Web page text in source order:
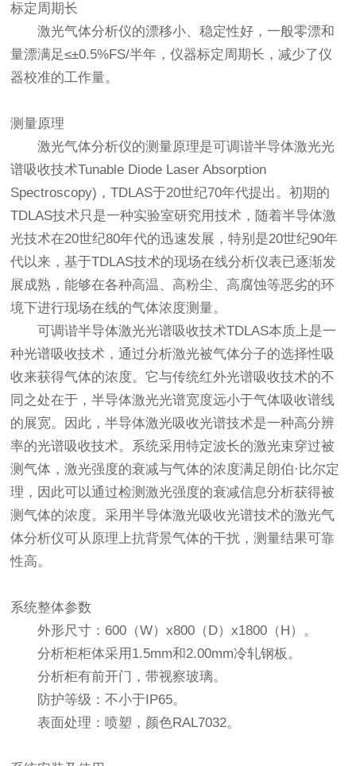
标定周期长
激光气体分析仪的漂移小、稳定性好，一般零漂和
量漂满足≤±0.5%FS/半年，仪器标定周期长，减少了仪
器校准的工作量。
测量原理
激光气体分析仪的测量原理是可调谐半导体激光光
谱吸收技术Tunable Diode Laser Absorption
Spectroscopy)，TDLAS于20世纪70年代提出。初期的
TDLAS技术只是一种实验室研究用技术，随着半导体激
光技术在20世纪80年代的迅速发展，特别是20世纪90年
代以来，基于TDLAS技术的现场在线分析仪表已逐渐发
展成熟，能够在各种高温、高粉尘、高腐蚀等恶劣的环
境下进行现场在线的气体浓度测量。
可调谐半导体激光光谱吸收技术TDLAS本质上是一
种光谱吸收技术，通过分析激光被气体分子的选择性吸
收来获得气体的浓度。它与传统红外光谱吸收技术的不
同之处在于，半导体激光光谱宽度远小于气体吸收谱线
的展宽。因此，半导体激光吸收光谱技术是一种高分辨
率的光谱吸收技术。系统采用特定波长的激光束穿过被
测气体，激光强度的衰减与气体的浓度满足朗伯·比尔定
理，因此可以通过检测激光强度的衰减信息分析获得被
测气体的浓度。采用半导体激光吸收光谱技术的激光气
体分析仪可从原理上抗背景气体的干扰，测量结果可靠
性高。
系统整体参数
外形尺寸：600（W）x800（D）x1800（H）。
分析柜柜体采用1.5mm和2.00mm冷轧钢板。
分析柜有前开门，带视察玻璃。
防护等级：不小于IP65。
表面处理：喷塑，颜色RAL7032。